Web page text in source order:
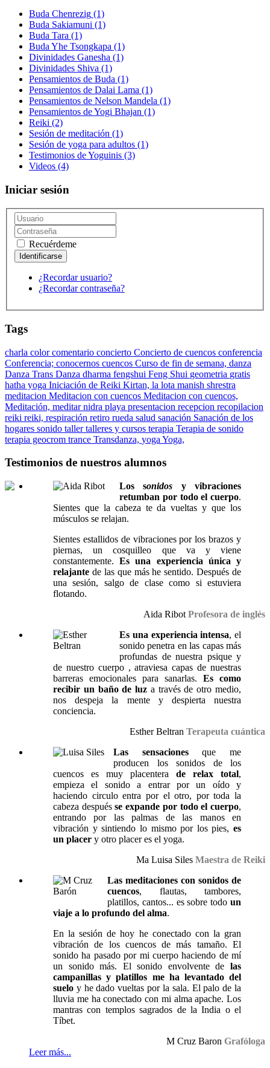
Buda Chenrezig (1)
Buda Sakiamuni (1)
Buda Tara (1)
Buda Yhe Tsongkapa (1)
Divinidades Ganesha (1)
Divinidades Shiva (1)
Pensamientos de Buda (1)
Pensamientos de Dalai Lama (1)
Pensamientos de Nelson Mandela (1)
Pensamientos de Yogi Bhajan (1)
Reiki (2)
Sesión de meditación (1)
Sesión de yoga para adultos (1)
Testimonios de Yoguinis (3)
Videos (4)
Iniciar sesión
Recuérdeme
¿Recordar usuario?
¿Recordar contraseña?
Tags
charla colorcomentario concierto Concierto de cuencos conferencia
Conferencia; conocernos cuencos Curso de fin de semana, danza
Danza Trans Danza dharma fengshui Feng Shui geometria gratis
hatha yoga Iniciación de Reiki Kirtan, la lota manish shrestra
meditacion Meditacion con cuencos Meditacion con cuencos,
Meditación, meditarnidra playa presentacion recepcion recopilacion
reiki reiki, respiración retiro rueda salud sanación Sanación de los
hogares sonido tallertalleres y cursos terapia Terapia de sonido
terapia geocrom trance Transdanza, yoga Yoga,
Testimonios de nuestros alumnos
Los sonidos y vibraciones
retumban por todo el cuerpo.
Sientes que la cabeza te da vueltas y que los
músculos se relajan.
Sientes estallidos de vibraciones por los brazos y
piernas, un cosquilleo que va y viene
constantemente.Es una experiencia única y
relajante de las que más he sentido. Después de
una sesión, salgo de clase como si estuviera
flotando.
Aida Ribot Profesora de inglés
Es una experiencia intensa, el
sonido penetra en las capas más
profundas de nuestra psique y
de nuestro cuerpo , atraviesa capas de nuestras
barreras emocionales para sanarlas. Es como
recibir un baño de luz a través de otro medio,
nos despeja la mente y despierta nuestra
conciencia.
Esther Beltran Terapeuta cuántica
Las sensacionesque me
producen los sonidos de los
cuencos es muy placentera de relax total,
empieza el sonido a entrar por un oído y
haciendo circulo entra por el otro, por toda la
cabeza despuésse expande por todo el cuerpo,
entrando por las palmas de las manos en
vibración y sintiendo lo mismo por los pies, es
un placer y otro placer es el yoga.
Ma Luisa Siles Maestra de Reiki
Las meditaciones con sonidos de
cuencos, flautas, tambores,
platillos, cantos... es sobre todo un
viaje a lo profundo del alma.
En la sesión de hoy he conectado con la gran
vibración de los cuencos de más tamaño. El
sonido ha pasado por mi cuerpo haciendo de mí
un sonido más. El sonido envolvente de las
campanillas y platillos me ha levantado del
suelo y he dado vueltas por la sala. El palo de la
lluvia me ha conectado con mi alma apache. Los
mantras con templos sagrados de la India o el
Tíbet.
M Cruz Baron Grafóloga
Leer más...